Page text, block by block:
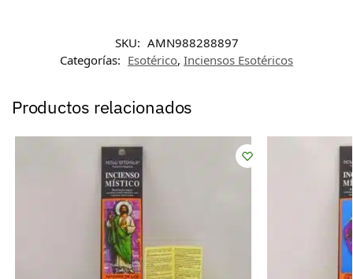
SKU: AMN988288897
Categorías: Esotérico, Inciensos Esotéricos
Productos relacionados